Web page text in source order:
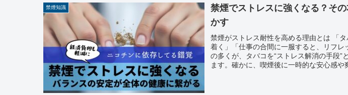
禁煙知識
禁煙でストレスに強くなる？そ
かす
禁煙がストレス耐性を高める理由とは 「
着く」「仕事の合間に一服すると、リフ
の多くが、タバコを“ストレス解消の手段”
ます。確かに、喫煙後に一時的な安心感や